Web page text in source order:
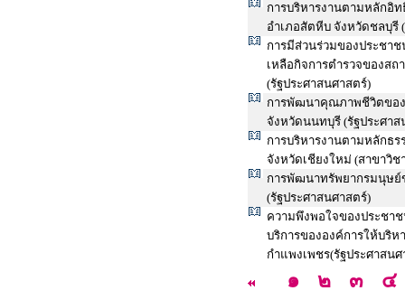
การบริหารงานตามหลักอิ
อำเภอสัตหีบ จังหวัดชลบุรี
การมีส่วนร่วมของประชา
เหลือกิจการตำรวจของส
(รัฐประศาสนศาสตร์)
การพัฒนาคุณภาพชีวิตขอ
จังหวัดนนทบุรี (รัฐประศาส
การบริหารงานตามหลักธ
จังหวัดเชียงใหม่ (สาขาวิช
การพัฒนาทรัพยากรมนุษย์
(รัฐประศาสนศาสตร์)
ความพึงพอใจของประชา
บริการขององค์การให้บริ
กำแพงเพชร(รัฐประศาสนศ
๑ ๒ ๓
๔